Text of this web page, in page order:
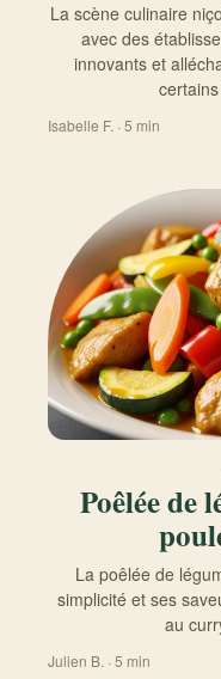
La scène culinaire
avec des
innovants et
Isabelle F. · 5 min
Poêlée de
La poêlée de
simplicité et ses
au
Julien B. · 5 min